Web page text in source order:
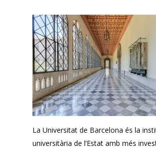
La Universitat de Barcelona és la
universitària de l’Estat amb més